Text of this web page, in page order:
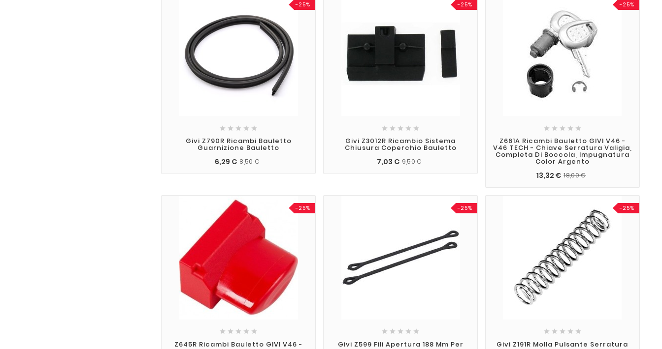
-25%
    
Givi Z790R Ricambi Bauletto
Guarnizione Bauletto
6,29 € 8,50 €
-25%
    
Givi Z3012R Ricambio Sistema
Chiusura Coperchio Bauletto
7,03 € 9,50 €
-25%
    
Z661A Ricambi Bauletto GIVI V46 -
V46 TECH - Chiave Serratura Valigia,
Completa Di Boccola, Impugnatura
Color Argento
13,32 € 18,00 €
-25%
    
Z645R Ricambi Bauletto GIVI V46 -
-25%
    
Givi Z599 Fili Apertura 188 Mm Per
-25%
    
Givi Z191R Molla Pulsante Serratura